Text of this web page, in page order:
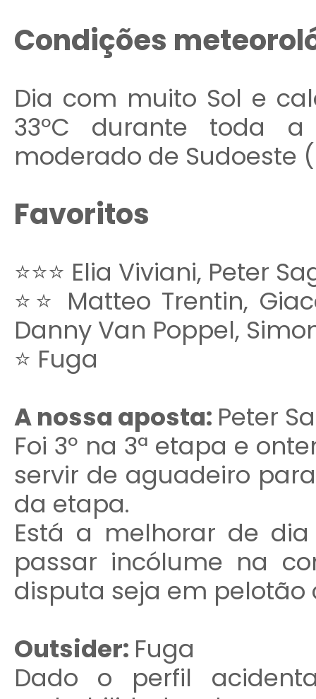
Condições
Dia com muito Sol e
33ºC durante toda
moderado de Sudoeste
Favoritos
⭐⭐⭐ Elia Viviani, Peter
⭐⭐ Matteo Trentin,
Danny Van Poppel,
⭐ Fuga
A nossa aposta: Peter
Foi 3º na 3ª etapa e
servir de aguadeiro
da etapa.
Está a melhorar de
passar incólume na
disputa seja em pelotão
Outsider: Fuga
Dado o perfil